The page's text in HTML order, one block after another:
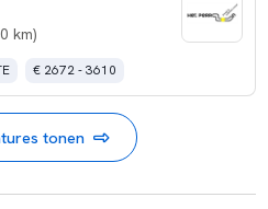
km)
€ 2672 - 3610
tonen